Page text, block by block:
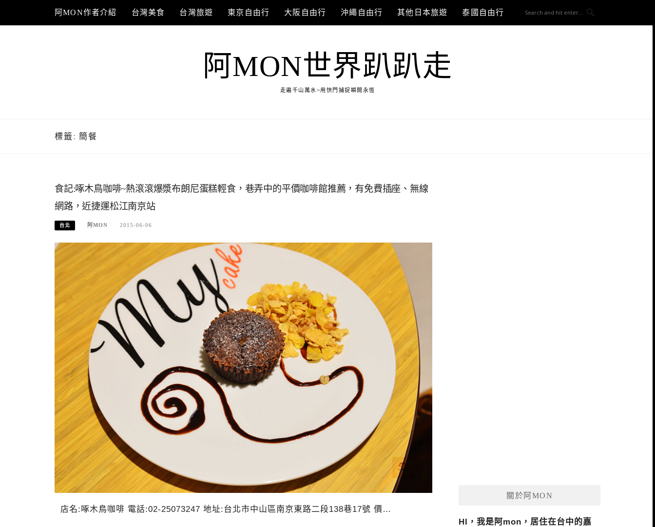
content
阿MON作者介紹 台灣美食 台灣旅遊 東京自由行 大阪自由行 沖繩自由行 其他日本旅遊 泰國自由行
阿MON世界趴趴走
走遍千山萬水~用快門捕捉瞬間永恆
標籤: 簡餐
食記:啄木鳥咖啡~熱滾滾爆漿布朗尼蛋糕輕食，巷弄中的平價咖啡館推薦，有免費插座、無線
網路，近捷運松江南京站
台北 阿MON 2015-06-06
店名:啄木鳥咖啡 電話:02-25073247 地址:台北市中山區南京東路二段138巷17號 價…
關於阿MON
HI，我是阿mon，居住在台中的嘉